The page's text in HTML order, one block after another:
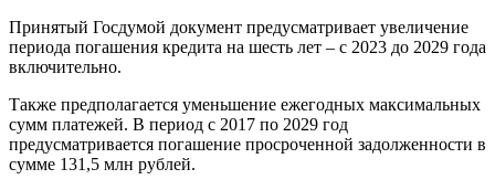
Принятый Госдумой документ предусматривает увеличение
периода погашения кредита на шесть лет – с 2023 до 2029 года
включительно.
Также предполагается уменьшение ежегодных максимальных
сумм платежей. В период с 2017 по 2029 год
предусматривается погашение просроченной задолженности в
сумме 131,5 млн рублей.